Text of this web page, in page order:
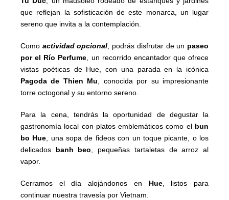
que reflejan la sofisticación de este monarca, un lugar
sereno que invita a la contemplación.
Como actividad opcional, podrás disfrutar de un paseo
por el Río Perfume, un recorrido encantador que ofrece
vistas poéticas de Hue, con una parada en la icónica
Pagoda de Thien Mu, conocida por su impresionante
torre octogonal y su entorno sereno.
Para la cena, tendrás la oportunidad de degustar la
gastronomía local con platos emblemáticos como el bun
bo Hue, una sopa de fideos con un toque picante, o los
delicados banh beo, pequeñas tartaletas de arroz al
vapor.
Cerramos el día alojándonos en Hue, listos para
continuar nuestra travesía por Vietnam.